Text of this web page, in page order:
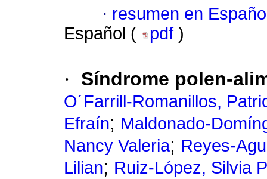
· resumen en
Español (
pdf )
· Síndrome polen-
O´Farrill-Romanillos,
Efraín; Maldonado-
Nancy Valeria; Reyes-
Lilian; Ruiz-López, Silvia